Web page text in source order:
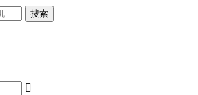
搜索
